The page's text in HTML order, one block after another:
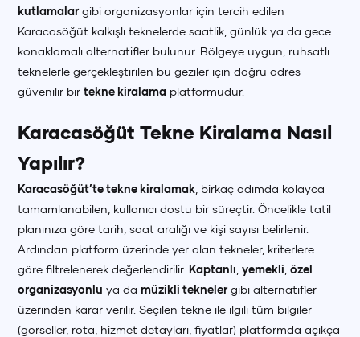
kutlamalar gibi organizasyonlar için tercih edilen
Karacasöğüt kalkışlı teknelerde saatlik, günlük ya da gece
konaklamalı alternatifler bulunur. Bölgeye uygun, ruhsatlı
teknelerle gerçekleştirilen bu geziler için doğru adres
güvenilir birtekne kiralama platformudur.
Karacasöğüt Tekne Kiralama Nasıl
Yapılır?
Karacasöğüt’te tekne kiralamak , birkaç adımda kolayca
tamamlanabilen, kullanıcı dostu bir süreçtir. Öncelikle tatil
planınıza göre tarih, saat aralığı ve kişi sayısı belirlenir.
Ardından platform üzerinde yer alan tekneler, kriterlere
göre filtrelenerek değerlendirilir. Kaptanlı ,yemekli ,özel
organizasyonlu ya da müzikli tekneler gibi alternatifler
üzerinden karar verilir. Seçilen tekne ile ilgili tüm bilgiler
(görseller, rota, hizmet detayları, fiyatlar) platformda açıkça